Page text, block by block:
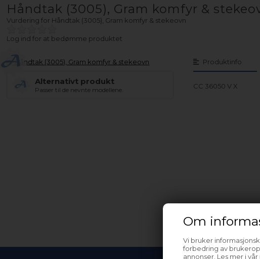
Om
Vi bruker
forbedring av
annonser. Les mer i
Håndtak (3005), Gram komfyr &
Vurdering for Håndtak (3005), Gram komfyr & stekeovn
Log ind for at bedømme produktet
Alternativt produkt
Passer til de nevnte modellene.
Produktinfo
CC 36050 V X